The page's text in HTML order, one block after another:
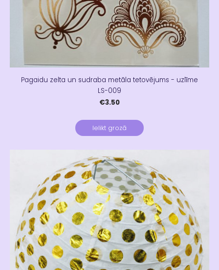
Pagaidu zelta un sudraba metāla tetovējums - uzlīme
LS-009
€3.50
Ielikt grozā